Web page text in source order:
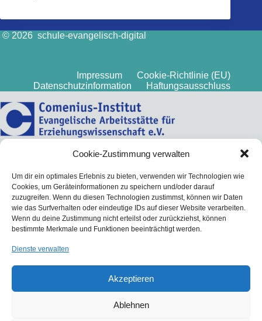
Cookie-Zustimmung verwalten
Um dir ein optimales Erlebnis zu bieten, verwenden wir Technologien wie
Cookies, um Geräteinformationen zu speichern und/oder darauf
zuzugreifen. Wenn du diesen Technologien zustimmst, können wir Daten
wie das Surfverhalten oder eindeutige IDs auf dieser Website verarbeiten.
Wenn du deine Zustimmung nicht erteilst oder zurückziehst, können
bestimmte Merkmale und Funktionen beeinträchtigt werden.
Dienste verwalten
Akzeptieren
Ablehnen
© 2026 schule-evangelisch-digital
Impressum
Cookie-Richtlinie (EU)
Datenschutzinformation
Haftungsausschluss